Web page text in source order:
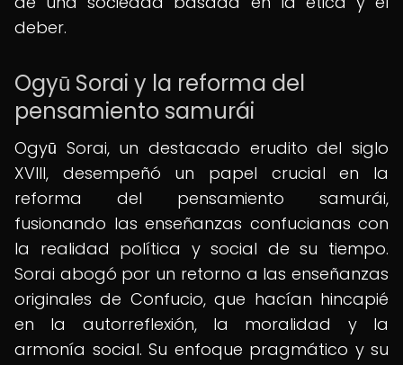
deber.
Ogyū Sorai y la reforma del
pensamiento samurái
Ogyū Sorai, un destacado erudito del siglo
XVIII, desempeñó un papel crucial en la
reforma del pensamiento samurái,
fusionando las enseñanzas confucianas con
la realidad política y social de su tiempo.
Sorai abogó por un retorno a las enseñanzas
originales de Confucio, que hacían hincapié
en la autorreflexión, la moralidad y la
armonía social. Su enfoque pragmático y su